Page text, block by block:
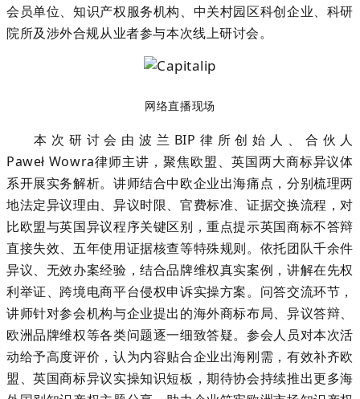
会员单位、知识产权服务机构、中关村园区科创企业、科研
院所及涉外合规从业者参与本次线上研讨会。
网络直播现场
本次研讨会由波兰 BIP律所创始人、合伙人
Paweł Wowra律师主讲，聚焦欧盟、英国两大商标异议体
系开展实务解析。讲师结合中欧企业出海痛点，分别梳理两
地法定异议理由、异议时限、官费标准、证据交换流程，对
比欧盟与英国异议程序关键区别，重点提示英国商标不答辩
直接失效、五年使用证据核查等特殊规则。依托团队千余件
异议、无效办案经验，结合品牌维权真实案例，讲解在先权
利举证、跨境电商平台侵权申诉实操方案。问答交流环节，
讲师针对参会机构与企业提出的海外商标布局、异议答辩、
欧洲品牌维权等各类问题逐一细致答疑。参会人员对本次活
动给予高度评价，认为内容贴合企业出海刚需，有效补齐欧
盟、英国商标异议实操知识短板，期待协会持续推出更多海